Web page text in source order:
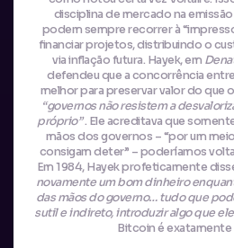
disciplina de mercado na
podem sempre recorrer à
financiar projetos, distribuindo o
via inflação futura. Hayek, em
defendeu que a concorrência
melhor para preservar valor do que
“governos não resistem a
próprio”. Ele acreditava que
mãos dos governos – “por um
consigam deter” – poderíamos
Em 1984, Hayek profeticamente
novamente um bom dinheiro
das mãos do governo… tudo que
sutil e indireto, introduzir algo que
Bitcoin é exatamente